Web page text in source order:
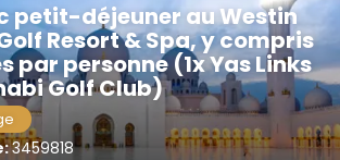
petit-déjeuner au Westin
Resort & Spa, y compris
par personne (1x Yas Links
Golf Club)
3459818